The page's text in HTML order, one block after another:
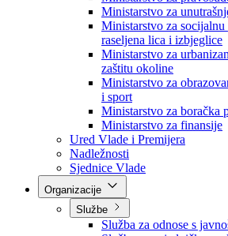
Ministarstva
Ministarstvo za privredu
Ministarstvo za
Ministarstvo za
Ministarstvo za socijalnu
raseljena lica i izbjeglice
Ministarstvo za
zaštitu okoline
Ministarstvo za
i sport
Ministarstvo za boračka
Ministarstvo za finansije
Ured Vlade i Premijera
Nadležnosti
Sjednice Vlade